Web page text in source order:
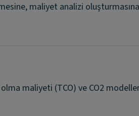
maliyet analizi
maliyeti (TCO) ve CO2